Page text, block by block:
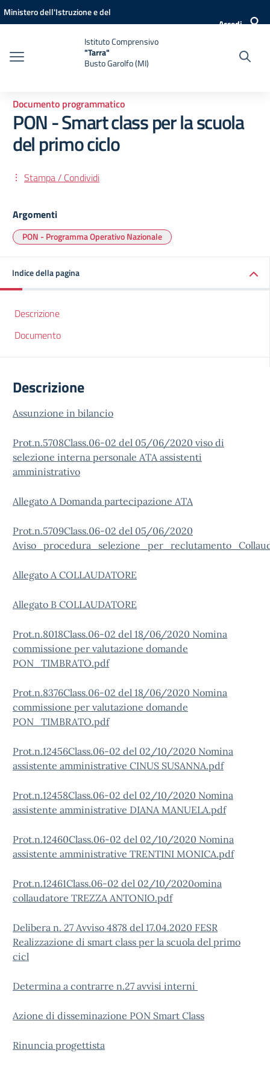
Vai ai contenuti
Vai al menu di navigazione
Vai al footer
Ministero dell'Istruzione e del
Accedi
Istituto Comprensivo
"Tarra"
Busto Garolfo (MI)
Documento programmatico
PON - Smart class per la scuola
del primo ciclo
Stampa / Condividi
Argomenti
PON - Programma Operativo Nazionale
Indice della pagina
Descrizione
Documento
Descrizione
Assunzione in bilancio
Prot.n.5708Class.06-02 del 05/06/2020 viso di
selezione interna personale ATA assistenti
amministrativo
Allegato A Domanda partecipazione ATA
Prot.n.5709Class.06-02 del 05/06/2020
Allegato A COLLAUDATORE
Allegato B COLLAUDATORE
Prot.n.8018Class.06-02 del 18/06/2020 Nomina
commissione per valutazione domande
PON_TIMBRATO.pdf
Prot.n.8376Class.06-02 del 18/06/2020 Nomina
commissione per valutazione domande
PON_TIMBRATO.pdf
Prot.n.12456Class.06-02 del 02/10/2020 Nomina
assistente amministrative CINUS SUSANNA.pdf
Prot.n.12458Class.06-02 del 02/10/2020 Nomina
assistente amministrative DIANA MANUELA.pdf
Prot.n.12460Class.06-02 del 02/10/2020 Nomina
assistente amministrative TRENTINI MONICA.pdf
Prot.n.12461Class.06-02 del 02/10/2020omina
collaudatore TREZZA ANTONIO.pdf
Delibera n. 27 Avviso 4878 del 17.04.2020 FESR
Realizzazione di smart class per la scuola del primo
cicl
Determina a contrarre n.27 avvisi interni
Azione di disseminazione PON Smart Class
Rinuncia progettista